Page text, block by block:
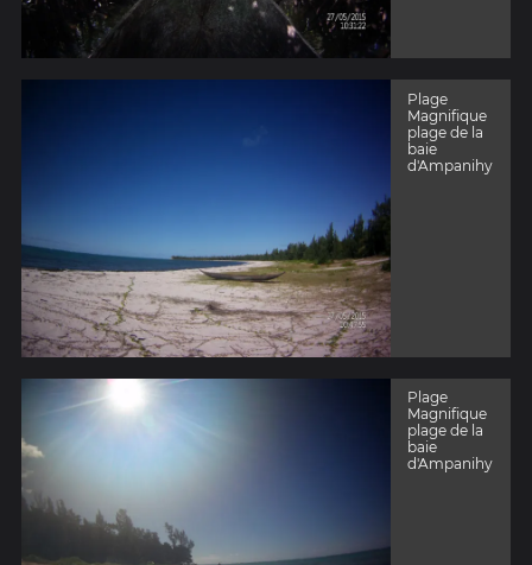
Plage
Magnifique
plage de la
baie
d'Ampanihy
Plage
Magnifique
plage de la
baie
d'Ampanihy